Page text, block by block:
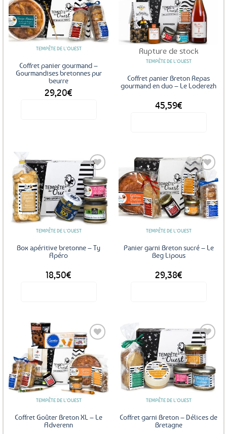
Ajouter
aux
favoris
TEMPÊTE DE L'OUEST
Coffret panier gourmand –
Gourmandises bretonnes pur
beurre
29,20€
Ajouter
aux
favoris
Rupture de stock
TEMPÊTE DE L'OUEST
Coffret panier Breton Repas
gourmand en duo – Le Loderezh
45,59€
Ajouter
aux
favoris
TEMPÊTE DE L'OUEST
Box apéritive bretonne – Ty
Apéro
18,50€
Ajouter
aux
favoris
TEMPÊTE DE L'OUEST
Panier garni Breton sucré – Le
Beg Lipous
29,38€
Ajouter
aux
favoris
TEMPÊTE DE L'OUEST
Coffret Goûter Breton XL – Le
Adverenn
Ajouter
aux
favoris
TEMPÊTE DE L'OUEST
Coffret garni Breton – Délices de
Bretagne